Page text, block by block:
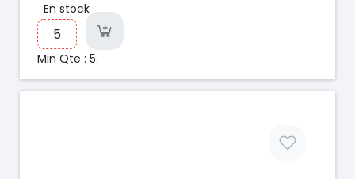
En stock
Min Qte : 5.